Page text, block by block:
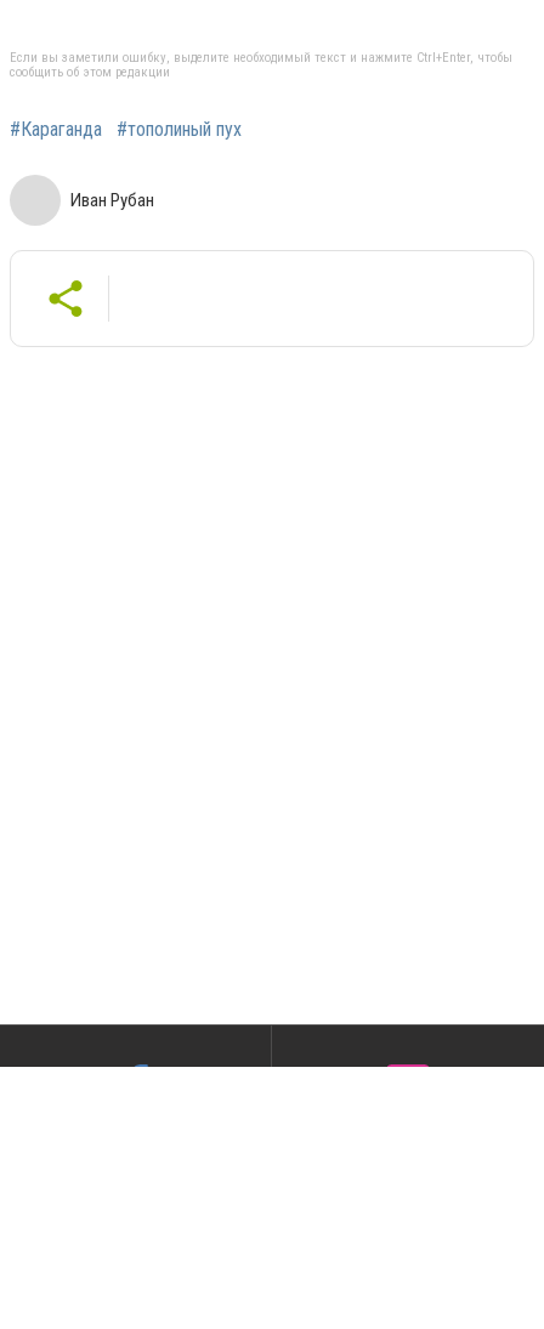
Если вы заметили ошибку, выделите необходимый текст и нажмите Ctrl+Enter, чтобы
сообщить об этом редакции
#Караганда #тополиный пух
Иван Рубан